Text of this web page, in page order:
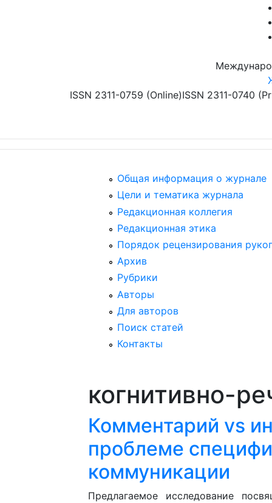
ISSN 2311-0759 (Online)ISSN 2311-0740
Общая информация о журнале
Цели и тематика журнала
Редакционная коллегия
Редакционная этика
Порядок рецензирования
Архив
Рубрики
Авторы
Для авторов
Поиск статей
Контакты
когнитивно-
Комментарий vs
проблеме
коммуникации
Предлагаемое исследование